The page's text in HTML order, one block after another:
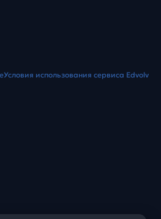
Условия использования сервиса Edvolv